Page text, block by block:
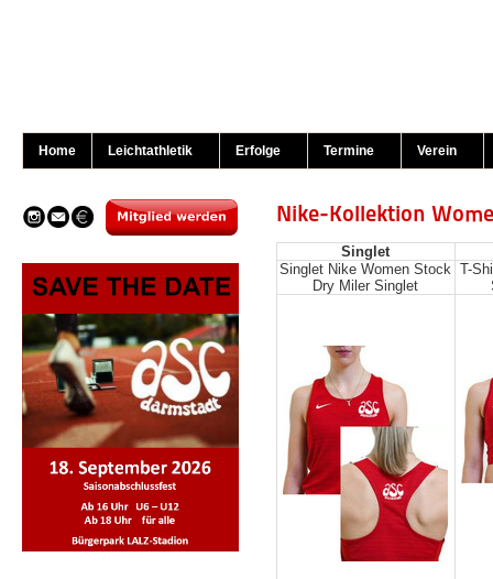
Home Leichtathletik Erfolge Termine Verein
Nike-Kollektion
Singlet
Singlet Nike Women Stock
Dry Miler Singlet
T-